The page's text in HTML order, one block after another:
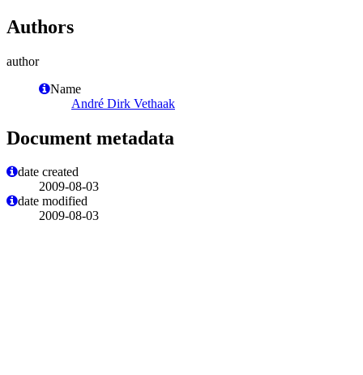
Authors
author
Name
André Dirk Vethaak
Document metadata
date created
2009-08-03
date modified
2009-08-03